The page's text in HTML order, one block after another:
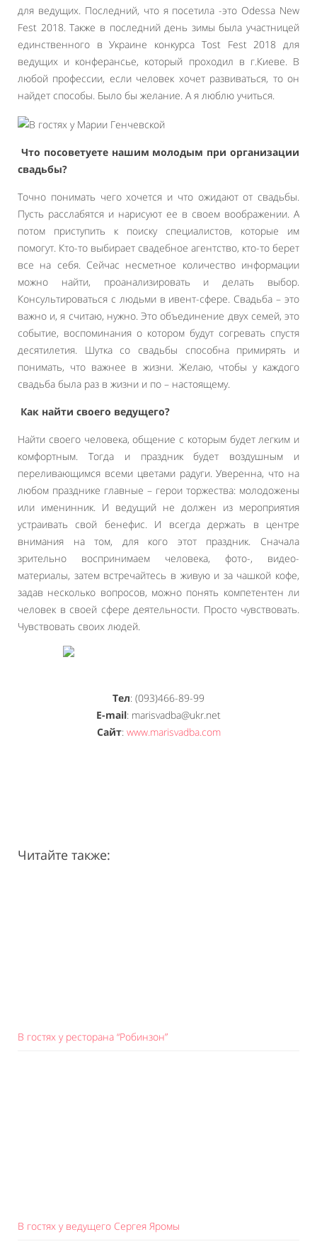
для ведущих. Последний, что я посетила -это Odessa New
Fest 2018. Также в последний день зимы была участницей
единственного в Украине конкурса Tost Fest 2018 для
ведущих и конферансье, который проходил в г.Киеве. В
любой профессии, если человек хочет развиваться, то он
найдет способы. Было бы желание. А я люблю учиться.
Что посоветуете нашим молодым при организации
свадьбы?
Точно понимать чего хочется и что ожидают от свадьбы.
Пусть расслабятся и нарисуют ее в своем воображении. А
потом приступить к поиску специалистов, которые им
помогут. Кто-то выбирает свадебное агентство, кто-то берет
все на себя. Сейчас несметное количество информации
можно найти, проанализировать и делать выбор.
Консультироваться с людьми в ивент-сфере. Свадьба – это
важно и, я считаю, нужно. Это объединение двух семей, это
событие, воспоминания о котором будут согревать спустя
десятилетия. Шутка со свадьбы способна примирять и
понимать, что важнее в жизни. Желаю, чтобы у каждого
свадьба была раз в жизни и по – настоящему.
Как найти своего ведущего?
Найти своего человека, общение с которым будет легким и
комфортным. Тогда и праздник будет воздушным и
переливающимся всеми цветами радуги. Уверенна, что на
любом празднике главные – герои торжества: молодожены
или именинник. И ведущий не должен из мероприятия
устраивать свой бенефис. И всегда держать в центре
внимания на том, для кого этот праздник. Сначала
зрительно воспринимаем человека, фото-, видео-
материалы, затем встречайтесь в живую и за чашкой кофе,
задав несколько вопросов, можно понять компетентен ли
человек в своей сфере деятельности. Просто чувствовать.
Чувствовать своих людей.
Тел: (093)466-89-99
E-mail: marisvadba@ukr.net
Сайт: www.marisvadba.com
Читайте также:
В гостях у ресторана “Робинзон”
В гостях у ведущего Сергея Яромы